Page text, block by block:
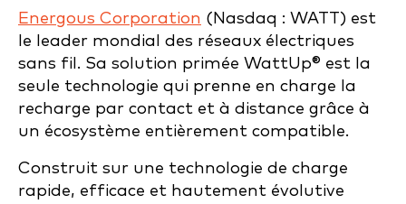
Energous Corporation (Nasdaq : WATT) est
le leader mondial des réseaux électriques
sans fil. Sa solution primée WattUp® est la
seule technologie qui prenne en charge la
recharge par contact et à distance grâce à
un écosystème entièrement compatible.
Construit sur une technologie de charge
rapide, efficace et hautement évolutive